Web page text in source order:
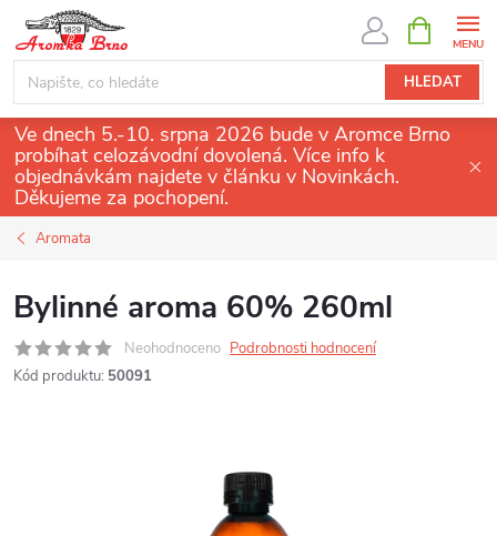
obsah
HLEDAT
NÁKUPNÍ
KOŠÍK
Ve dnech 5.-10. srpna 2026 bude v Aromce Brno
probíhat celozávodní dovolená. Více info k
objednávkám najdete v článku v Novinkách.
Děkujeme za pochopení.
Aromata
Bylinné aroma 60% 260ml
Neohodnoceno Podrobnosti hodnocení
Kód produktu: 50091